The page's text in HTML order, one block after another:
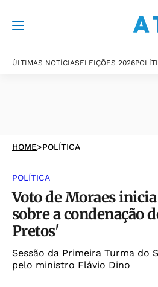
ÚLTIMAS NOTÍCIASELEIÇÕES 2026
HOME>POLÍTICA
POLÍTICA
Voto de Moraes
sobre a condenação
Pretos'
Sessão da Primeira Turma do
pelo ministro Flávio Dino